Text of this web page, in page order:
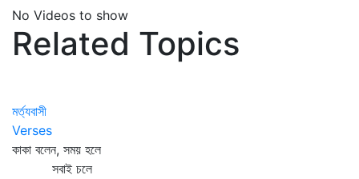
No Videos to show
Related Topics
মর্ত্যবাসী
Verses
কাকা বলেন, সময় হলে
সবাই চলে